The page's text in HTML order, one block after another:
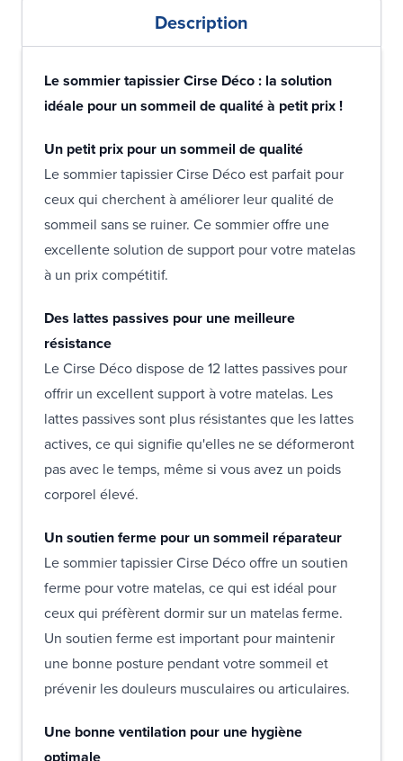
Description
Le sommier tapissier Cirse Déco : la solution
idéale pour un sommeil de qualité à petit prix !
Un petit prix pour un sommeil de qualité
Le sommier tapissier Cirse Déco est parfait pour
ceux qui cherchent à améliorer leur qualité de
sommeil sans se ruiner. Ce sommier offre une
excellente solution de support pour votre matelas
à un prix compétitif.
Des lattes passives pour une meilleure
résistance
Le Cirse Déco dispose de 12 lattes passives pour
offrir un excellent support à votre matelas. Les
lattes passives sont plus résistantes que les lattes
actives, ce qui signifie qu'elles ne se déformeront
pas avec le temps, même si vous avez un poids
corporel élevé.
Un soutien ferme pour un sommeil réparateur
Le sommier tapissier Cirse Déco offre un soutien
ferme pour votre matelas, ce qui est idéal pour
ceux qui préfèrent dormir sur un matelas ferme.
Un soutien ferme est important pour maintenir
une bonne posture pendant votre sommeil et
prévenir les douleurs musculaires ou articulaires.
Une bonne ventilation pour une hygiène
optimale